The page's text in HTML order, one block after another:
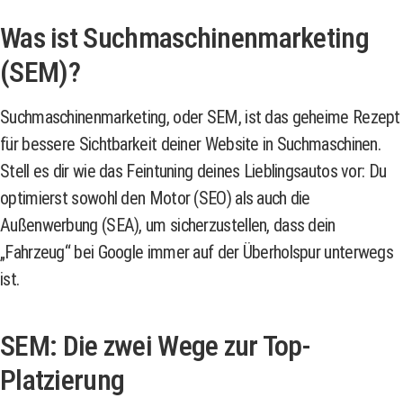
Was ist Suchmaschinenmarketing
(SEM)?
Suchmaschinenmarketing, oder SEM, ist das geheime Rezept
für bessere Sichtbarkeit deiner Website in Suchmaschinen.
Stell es dir wie das Feintuning deines Lieblingsautos vor: Du
optimierst sowohl den Motor (SEO) als auch die
Außenwerbung (SEA), um sicherzustellen, dass dein
„Fahrzeug“ bei Google immer auf der Überholspur unterwegs
ist.
SEM: Die zwei Wege zur Top-
Platzierung